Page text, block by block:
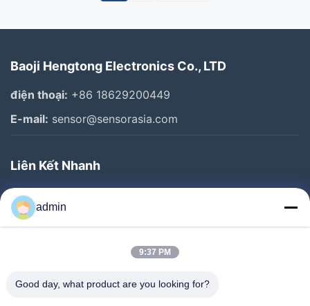
Baoji Hengtong Electronics Co., LTD
điện thoại: +86 18629200449
E-mail: sensor@sensorasia.com
Liên Kết Nhanh
Trang Chủ
Các Sản Phẩm
Tham Quan Nhà Máy
admin
9:37 PM
Good day, what product are you looking for?